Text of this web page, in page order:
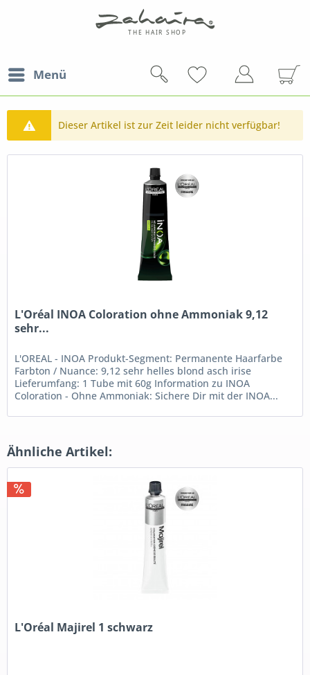
Menü
Dieser Artikel ist zur Zeit leider nicht verfügbar!
L'Oréal INOA Coloration ohne Ammoniak 9,12
sehr...
L'OREAL - INOA Produkt-Segment: Permanente Haarfarbe
Farbton / Nuance: 9,12 sehr helles blond asch irise
Lieferumfang: 1 Tube mit 60g Information zu INOA
Coloration - Ohne Ammoniak: Sichere Dir mit der INOA...
Ähnliche Artikel:
L'Oréal Majirel 1 schwarz